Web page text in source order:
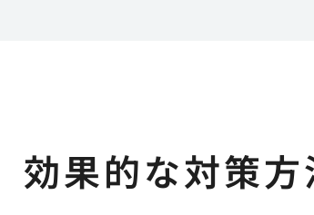
効果的な対策方